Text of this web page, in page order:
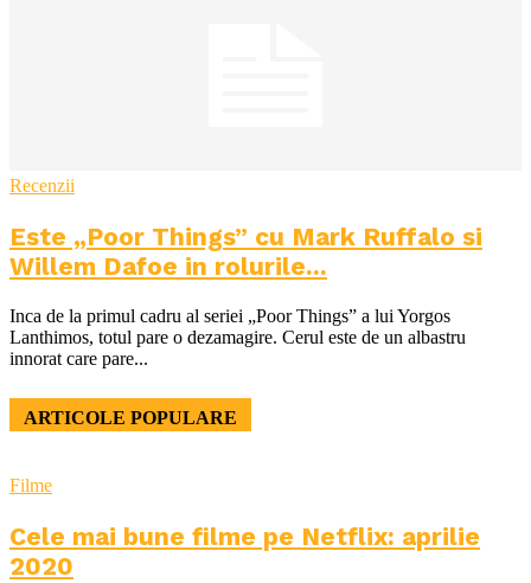
Recenzii
Este „Poor Things” cu Mark Ruffalo si
Willem Dafoe in rolurile...
Inca de la primul cadru al seriei „Poor Things” a lui Yorgos
Lanthimos, totul pare o dezamagire. Cerul este de un albastru
innorat care pare...
ARTICOLE POPULARE
Filme
Cele mai bune filme pe Netflix: aprilie
2020